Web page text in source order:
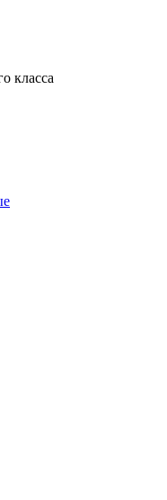
класса